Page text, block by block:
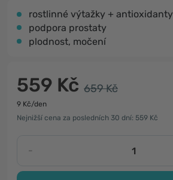
rostlinné výtažky + antioxidanty
podpora prostaty
plodnost, močení
559 Kč 659 Kč
9 Kč/den
Nejnižší cena za posledních 30 dní: 559 Kč
-